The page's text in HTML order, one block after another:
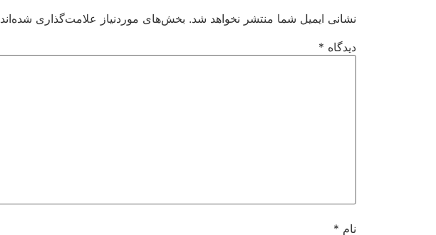
نشانی ایمیل شما منتشر نخواهد شد. بخش‌های موردنیاز علامت‌گذاری شده‌اند
دیدگاه *
نام *